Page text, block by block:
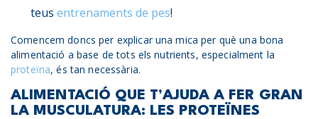
teus entrenaments de pes!
Comencem doncs per explicar una mica per què una bona
alimentació a base de tots els nutrients, especialment la
proteïna, és tan necessària.
ALIMENTACIÓ QUE T’AJUDA A FER GRAN
LA MUSCULATURA: LES PROTEÏNES